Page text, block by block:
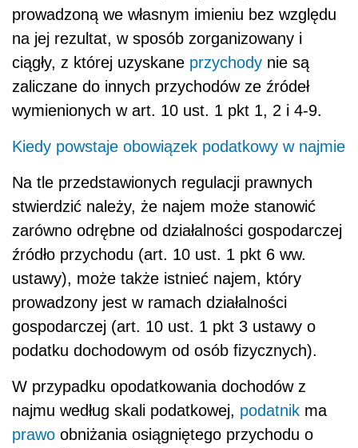
prowadzoną we własnym imieniu bez względu
na jej rezultat, w sposób zorganizowany i
ciągły, z której uzyskane przychody nie są
zaliczane do innych przychodów ze źródeł
wymienionych w art. 10 ust. 1 pkt 1, 2 i 4-9.
Kiedy powstaje obowiązek podatkowy w najmie
Na tle przedstawionych regulacji prawnych
stwierdzić należy, że najem może stanowić
zarówno odrębne od działalności gospodarczej
źródło przychodu (art. 10 ust. 1 pkt 6 ww.
ustawy), może także istnieć najem, który
prowadzony jest w ramach działalności
gospodarczej (art. 10 ust. 1 pkt 3 ustawy o
podatku dochodowym od osób fizycznych).
W przypadku opodatkowania dochodów z
najmu według skali podatkowej, podatnik ma
prawo obniżania osiągniętego przychodu o